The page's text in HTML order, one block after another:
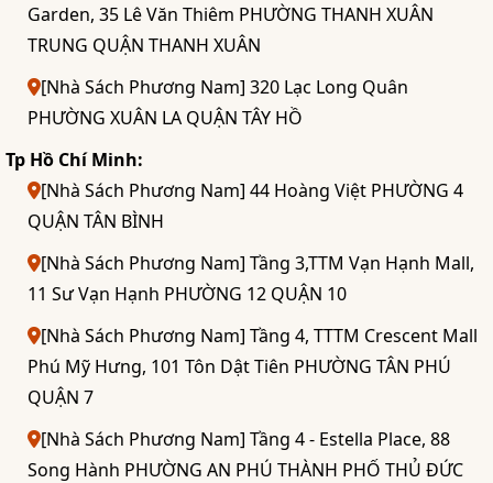
Garden, 35 Lê Văn Thiêm PHƯỜNG THANH XUÂN
TRUNG QUẬN THANH XUÂN
[Nhà Sách Phương Nam] 320 Lạc Long Quân
PHƯỜNG XUÂN LA QUẬN TÂY HỒ
Tp Hồ Chí Minh:
[Nhà Sách Phương Nam] 44 Hoàng Việt PHƯỜNG 4
QUẬN TÂN BÌNH
[Nhà Sách Phương Nam] Tầng 3,TTM Vạn Hạnh Mall,
11 Sư Vạn Hạnh PHƯỜNG 12 QUẬN 10
[Nhà Sách Phương Nam] Tầng 4, TTTM Crescent Mall
Phú Mỹ Hưng, 101 Tôn Dật Tiên PHƯỜNG TÂN PHÚ
QUẬN 7
[Nhà Sách Phương Nam] Tầng 4 - Estella Place, 88
Song Hành PHƯỜNG AN PHÚ THÀNH PHỐ THỦ ĐỨC